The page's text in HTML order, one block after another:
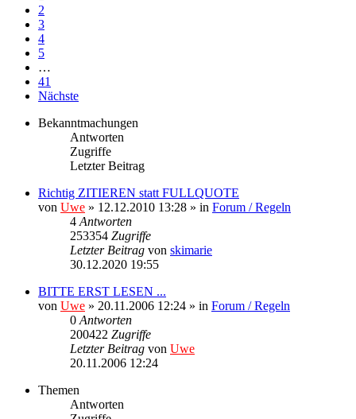
2
3
4
5
…
41
Nächste
Bekanntmachungen
Antworten
Zugriffe
Letzter Beitrag
Richtig ZITIEREN statt FULLQUOTE
von Uwe » 12.12.2010 13:28 » in Forum / Regeln
4 Antworten
253354 Zugriffe
Letzter Beitrag von skimarie
30.12.2020 19:55
BITTE ERST LESEN ...
von Uwe » 20.11.2006 12:24 » in Forum / Regeln
0 Antworten
200422 Zugriffe
Letzter Beitrag von Uwe
20.11.2006 12:24
Themen
Antworten